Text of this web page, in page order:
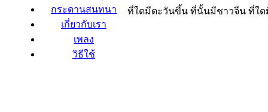
กระดานสนทนา
เกี่ยวกับเรา
เพลง
วิธีใช้
ที่ใดมีตะวันขึ้น ที่นั้นมีชาวจีน ที่ใดมี